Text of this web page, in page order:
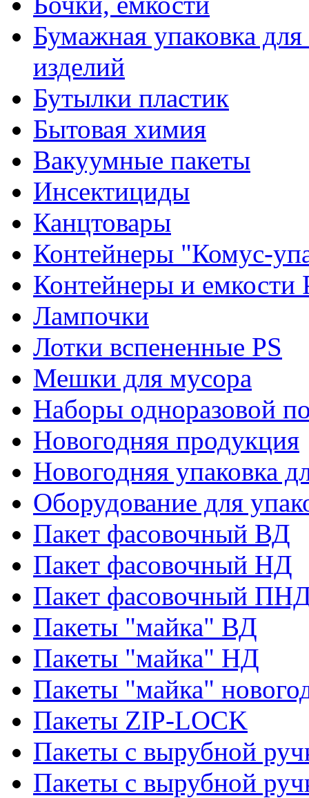
Бумажная упаковка
изделий
Бутылки пластик
Бытовая химия
Вакуумные пакеты
Инсектициды
Канцтовары
Контейнеры "Комус-
Контейнеры и емкости
Лампочки
Лотки вспененные PS
Мешки для мусора
Наборы одноразовой
Новогодняя продукция
Новогодняя упаковка
Оборудование для
Пакет фасовочный ВД
Пакет фасовочный НД
Пакет фасовочный
Пакеты "майка" ВД
Пакеты "майка" НД
Пакеты "майка"
Пакеты ZIP-LOCK
Пакеты с вырубной
Пакеты с вырубной